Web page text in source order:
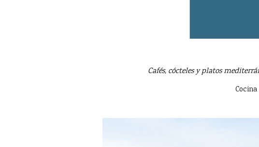
Cafés, cócteles y platos